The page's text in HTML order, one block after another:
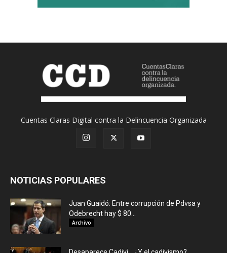
Cuentas Claras Digital contra la Delincuencia Organizada
NOTICIAS POPULARES
Juan Guaidó: Entre corrupción de Pdvsa y
Odebrecht hay $ 80...
Archivo